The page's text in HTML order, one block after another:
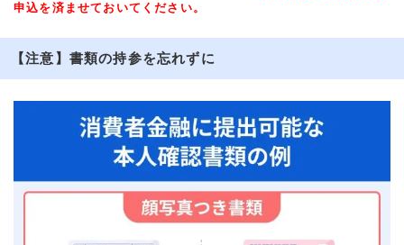
申込を済ませておいてください。
【注意】書類の持参を忘れずに